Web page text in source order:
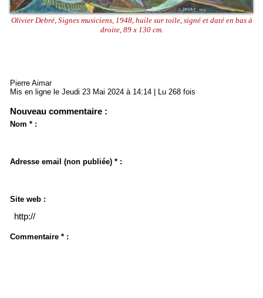
Olivier Debré, Signes musiciens, 1948, huile sur toile, signé et daté en bas à
droite, 89 x 130 cm.
Pierre Aimar
Mis en ligne le Jeudi 23 Mai 2024 à 14:14 | Lu 268 fois
Nouveau commentaire :
Nom * :
Adresse email (non publiée) * :
Site web :
Commentaire * :